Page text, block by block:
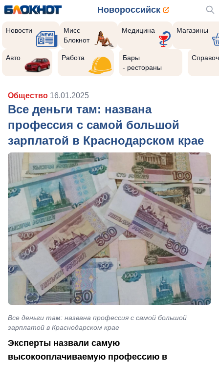
Новороссийск
Новости
Мисс
Блокнот
Медицина Магазины
Авто Работа
Бары
- рестораны
Общество 16.01.2025
Все деньги там: названа
профессия с самой большой
зарплатой в Краснодарском крае
Все деньги там: названа профессия с самой большой
зарплатой в Краснодарском крае
Эксперты назвали самую
высокооплачиваемую профессию в